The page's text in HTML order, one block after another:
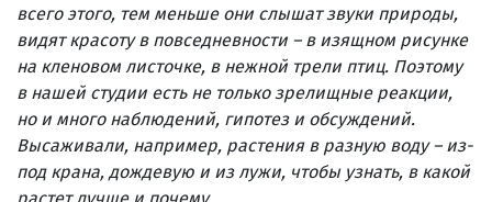
всего этого, тем меньше они слышат звуки природы,
видят красоту в повседневности – в изящном рисунке
на кленовом листочке, в нежной трели птиц. Поэтому
в нашей студии есть не только зрелищные реакции,
но и много наблюдений, гипотез и обсуждений.
Высаживали, например, растения в разную воду–из-
под крана, дождевую и из лужи, чтобы узнать, в какой